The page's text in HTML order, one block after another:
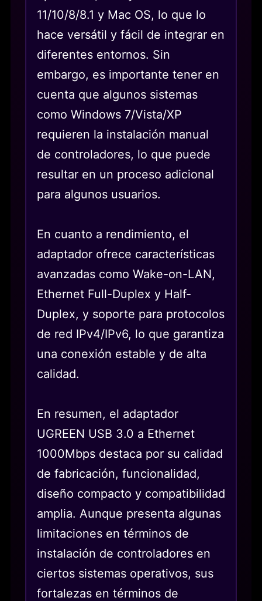
11/10/8/8.1 y Mac OS, lo que lo
hace versátil y fácil de integrar en
diferentes entornos. Sin
embargo, es importante tener en
cuenta que algunos sistemas
como Windows 7/Vista/XP
requieren la instalación manual
de controladores, lo que puede
resultar en un proceso adicional
para algunos usuarios.
En cuanto a rendimiento, el
adaptador ofrece características
avanzadas como Wake-on-LAN,
Ethernet Full-Duplex y Half-
Duplex, y soporte para protocolos
de red IPv4/IPv6, lo que garantiza
una conexión estable y de alta
calidad.
En resumen, el adaptador
UGREEN USB 3.0 a Ethernet
1000Mbps destaca por su calidad
de fabricación, funcionalidad,
diseño compacto y compatibilidad
amplia. Aunque presenta algunas
limitaciones en términos de
instalación de controladores en
ciertos sistemas operativos, sus
fortalezas en términos de